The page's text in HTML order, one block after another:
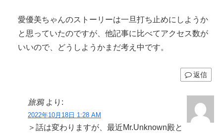
愛優美ちゃんのストーリーは一旦打ち止めにしようか
と思っていたのですが、他記事に比べてアクセス数が
いいので、どうしようかまだ考え中です。
返信
旅鴉 より:
2022年10月18日 1:28 AM
＞話は変わりますが、最近Mr.Unknown殿と